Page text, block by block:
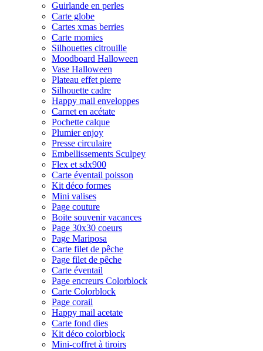
Guirlande en perles
Carte globe
Cartes xmas berries
Carte momies
Silhouettes citrouille
Moodboard Halloween
Vase Halloween
Plateau effet pierre
Silhouette cadre
Happy mail enveloppes
Carnet en acétate
Pochette calque
Plumier enjoy
Presse circulaire
Embellissements Sculpey
Flex et sdx900
Carte éventail poisson
Kit déco formes
Mini valises
Page couture
Boite souvenir vacances
Page 30x30 coeurs
Page Mariposa
Carte filet de pêche
Page filet de pêche
Carte éventail
Page encreurs Colorblock
Carte Colorblock
Page corail
Happy mail acetate
Carte fond dies
Kit déco colorblock
Mini-coffret à tiroirs